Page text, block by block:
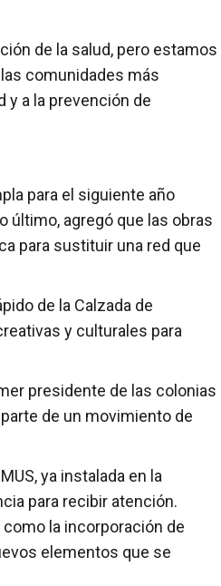
de la salud, pero estamos
comunidades más
y a la prevención de
para el siguiente año
último, agregó que las obras
para sustituir una red que
de la Calzada de
y culturales para
presidente de las colonias
de un movimiento de
ya instalada en la
para recibir atención.
la incorporación de
elementos que se